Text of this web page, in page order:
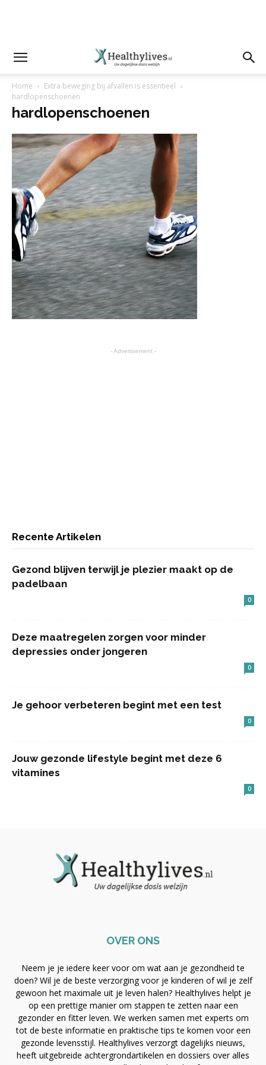
Home
Extra beweging bij afvallen is essentieel
hardlopenschoenen
hardlopenschoenen
- Advertisement -
Recente Artikelen
Gezond blijven terwijl je plezier maakt op de
padelbaan
0
Deze maatregelen zorgen voor minder
depressies onder jongeren
0
Je gehoor verbeteren begint met een test
0
Jouw gezonde lifestyle begint met deze 6
vitamines
0
OVER ONS
Neem je je iedere keer voor om wat aan je gezondheid te
doen? Wil je de beste verzorging voor je kinderen of wil je zelf
gewoon het maximale uit je leven halen? Healthylives helpt je
op een prettige manier om stappen te zetten naar een
gezonder en fitter leven. We werken samen met experts om
tot de beste informatie en praktische tips te komen voor een
gezonde levensstijl. Healthylives verzorgt dagelijks nieuws,
heeft uitgebreide achtergrondartikelen en dossiers over alles